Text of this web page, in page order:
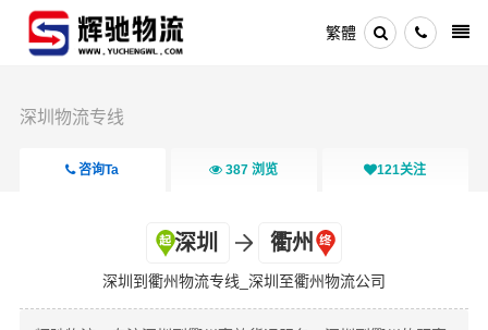
繁體
深圳物流专线
咨询Ta 387 浏览 121关注
深圳 衢州
深圳到衢州物流专线_深圳至衢州物流公司